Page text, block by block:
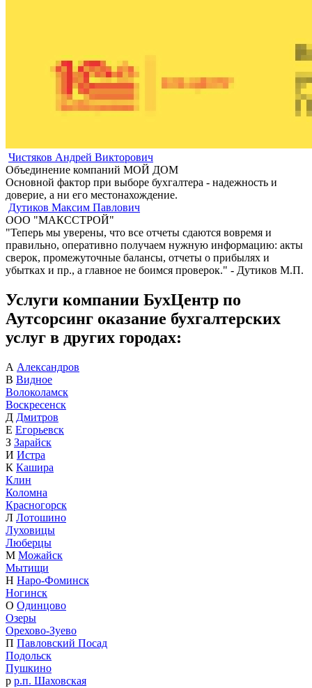
Чистяков Андрей Викторович
Объединение компаний МОЙ ДОМ
Основной фактор при выборе бухгалтера - надежность и
доверие, а ни его местонахождение.
Дутиков Максим Павлович
ООО "МАКССТРОЙ"
"Теперь мы уверены, что все отчеты сдаются вовремя и
правильно, оперативно получаем нужную информацию: акты
сверок, промежуточные балансы, отчеты о прибылях и
убытках и пр., а главное не боимся проверок." - Дутиков М.П.
Услуги компании БухЦентр по
Аутсорсинг оказание бухгалтерских
услуг в других городах:
А Александров
В Видное
Волоколамск
Воскресенск
Д Дмитров
Е Егорьевск
З Зарайск
И Истра
К Кашира
Клин
Коломна
Красногорск
Л Лотошино
Луховицы
Люберцы
М Можайск
Мытищи
Н Наро-Фоминск
Ногинск
О Одинцово
Озеры
Орехово-Зуево
П Павловский Посад
Подольск
Пушкино
р р.п. Шаховская